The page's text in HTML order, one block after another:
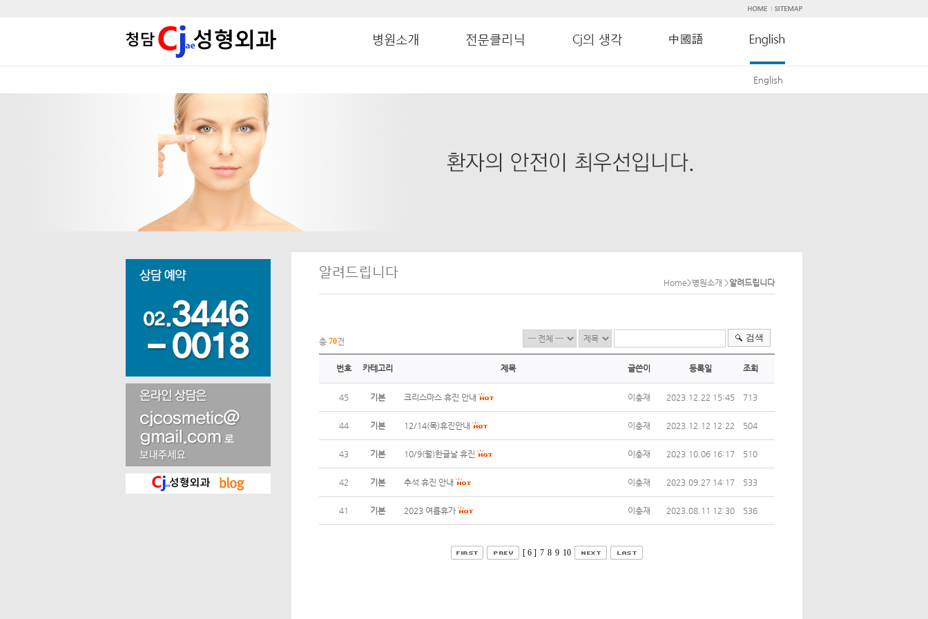
English
Home>병원소개 >알려드립니다
총 70건 검색
번호 카테고리 제목 글쓴이 등록일 조회
45 기본 크리스마스 휴진 안내 이충재 2023.12.22 15:45 713
44 기본 12/14(목)휴진안내 이충재 2023.12.12 12:22 504
43 기본 10/9(월)한글날 휴진 이충재 2023.10.06 16:17 510
42 기본 추석 휴진 안내 이충재 2023.09.27 14:17 533
41 기본 2023 여름휴가 이충재 2023.08.11 12:30 536
[ 6 ] 7 8 9 10